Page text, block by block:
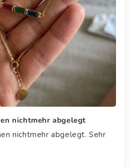
nichtmehr abgelegt
nichtmehr abgelegt. Sehr